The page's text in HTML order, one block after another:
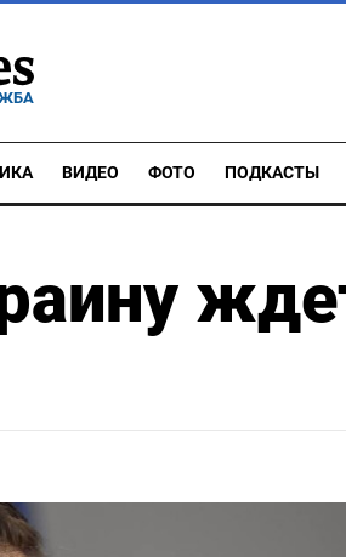
ВИДЕО ФОТО ПОДКАСТЫ